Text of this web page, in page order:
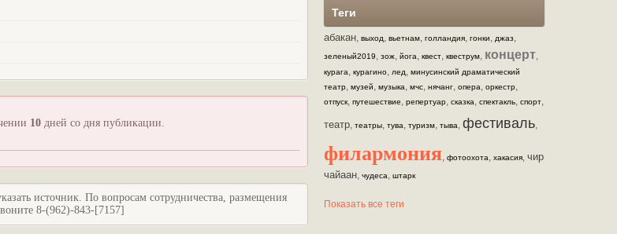
10 дней со дня публикации.
источник. По вопросам сотрудничества, размещения
8-(962)-843-[7157]
Теги
абакан, выход, вьетнам, голландия, гонки, джаз,
зеленый2019, зож, йога, квест, квеструм, концерт,
курага, курагино, лед, минусинский драматический
театр, музей, музыка, мчс, нячанг, опера, оркестр,
отпуск, путешествие, репертуар, сказка, спектакль, спорт,
театр, театры, тува, туризм, тыва, фестиваль,
филармония, фотоохота, хакасия, чир
чайаан, чудеса, штарк
Показать все теги